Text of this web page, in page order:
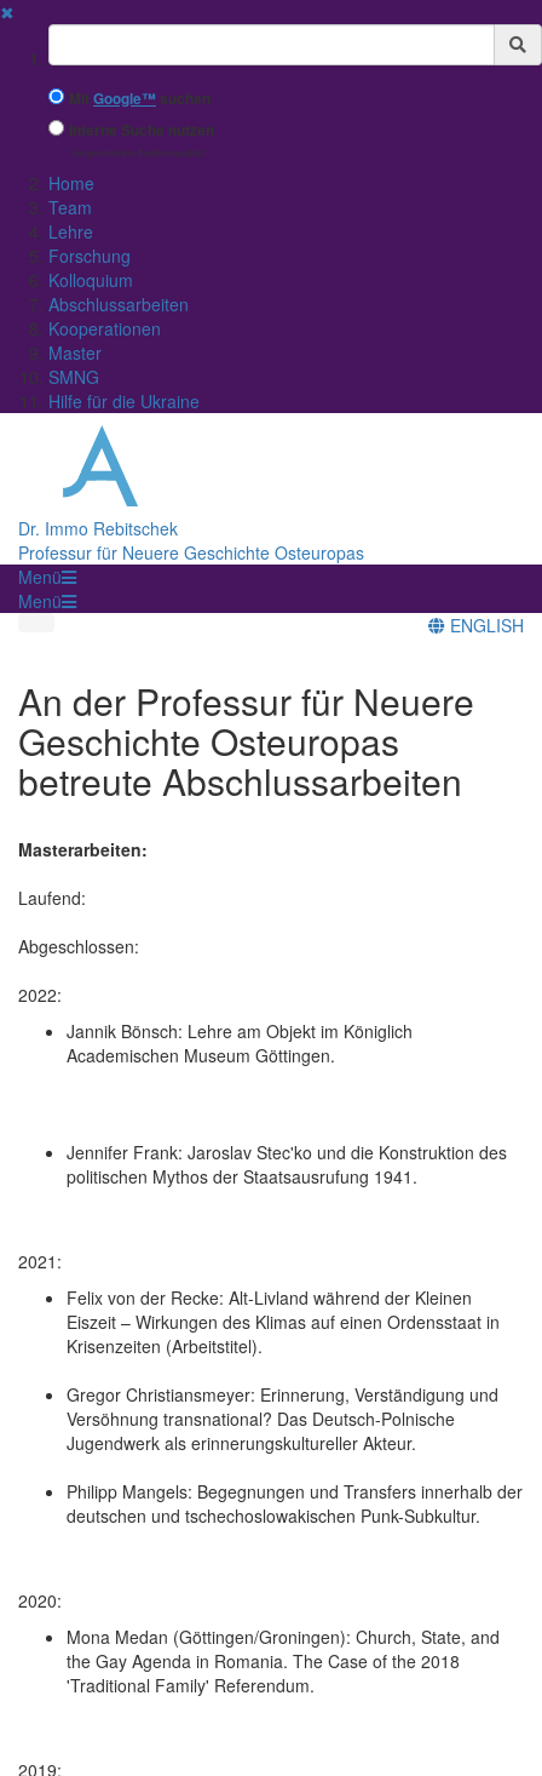
✖
Suchbegriff
MitGoogle™ suchen
Interne Suche nutzen
(eingeschränkte Ergebnisqualität)
Home
Team
Lehre
Forschung
Kolloquium
Abschlussarbeiten
Kooperationen
Master
SMNG
Hilfe für die Ukraine
Dr. Immo Rebitschek
Professur für Neuere Geschichte Osteuropas
Menü
Menü
ENGLISH
An der Professur für Neuere
Geschichte Osteuropas
betreute Abschlussarbeiten
Masterarbeiten:
Laufend:
Abgeschlossen:
2022:
Jannik Bönsch: Lehre am Objekt im Königlich
Academischen Museum Göttingen.
Jennifer Frank: Jaroslav Stec'ko und die Konstruktion des
politischen Mythos der Staatsausrufung 1941.
2021:
Felix von der Recke: Alt-Livland während der Kleinen
Eiszeit – Wirkungen des Klimas auf einen Ordensstaat in
Krisenzeiten (Arbeitstitel).
Gregor Christiansmeyer: Erinnerung, Verständigung und
Versöhnung transnational? Das Deutsch-Polnische
Jugendwerk als erinnerungskultureller Akteur.
Philipp Mangels: Begegnungen und Transfers innerhalb der
deutschen und tschechoslowakischen Punk-Subkultur.
2020:
Mona Medan (Göttingen/Groningen): Church, State, and
the Gay Agenda in Romania. The Case of the 2018
'Traditional Family' Referendum.
2019: